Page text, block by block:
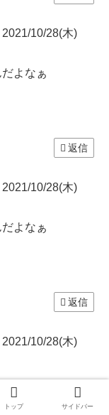
10/28(木)
よなぁ
返信
10/28(木)
よなぁ
返信
10/28(木)
トップ サイドバー